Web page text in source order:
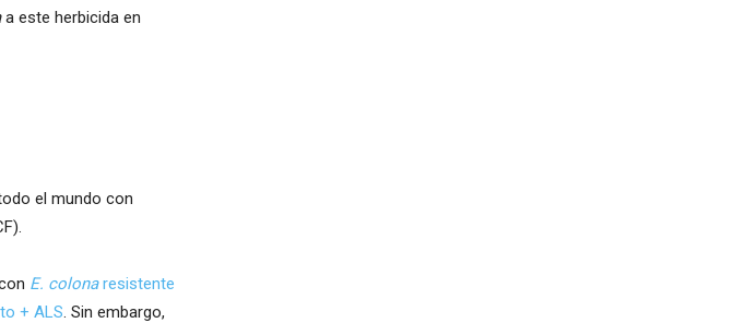
a este herbicida en
el mundo con
E. colonaresistente
+ ALS. Sin embargo,